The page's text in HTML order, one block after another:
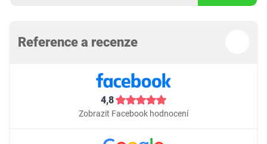
Reference a recenze
4,8
Zobrazit Facebook hodnocení